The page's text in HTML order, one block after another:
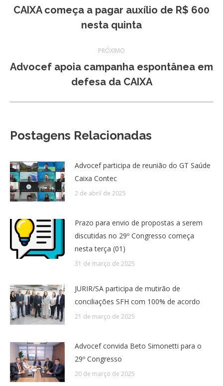
de
Post
anterior:
CAIXA começa a pagar auxílio de R$ 600
nesta quinta
PRÓXIMO
Próximo
post:
Advocef apoia campanha espontânea em
defesa da CAIXA
Postagens Relacionadas
Advocef participa de reunião do GT Saúde
Caixa Contec
2 de abril de 2025
Prazo para envio de propostas a serem
discutidas no 29º Congresso começa
nesta terça (01)
31 de março de 2025
JURIR/SA participa de mutirão de
conciliações SFH com 100% de acordo
21 de março de 2025
Advocef convida Beto Simonetti para o
29º Congresso
20 de março de 2025